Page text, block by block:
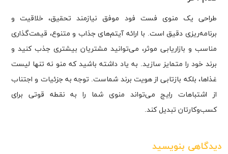
طراحی یک منوی فست فود موفق نیازمند تحقیق، خلاقیت و
برنامه‌ریزی دقیق است. با ارائه آیتم‌های جذاب و متنوع، قیمت‌گذاری
مناسب و بازاریابی موثر، می‌توانید مشتریان بیشتری جذب کنید و
برند خود را متمایز سازید. به یاد داشته باشید که منو نه تنها لیست
غذاها، بلکه بازتابی از هویت برند شماست. توجه به جزئیات و اجتناب
از اشتباهات رایج می‌تواند منوی شما را به نقطه قوتی برای
کسب‌وکارتان تبدیل کند.
دیدگاهی بنویسید